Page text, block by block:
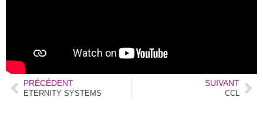
PRÉCÉDENT
ETERNITY SYSTEMS
SUIVANT
CCL